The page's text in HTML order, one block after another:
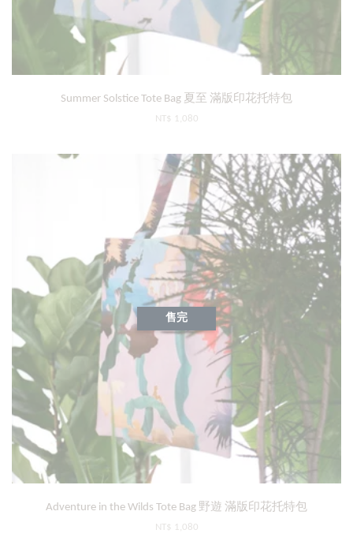
Summer Solstice Tote Bag 夏至 滿版印花托特包
NT$ 1,080
售完
Adventure in the Wilds Tote Bag 野遊 滿版印花托特包
NT$ 1,080